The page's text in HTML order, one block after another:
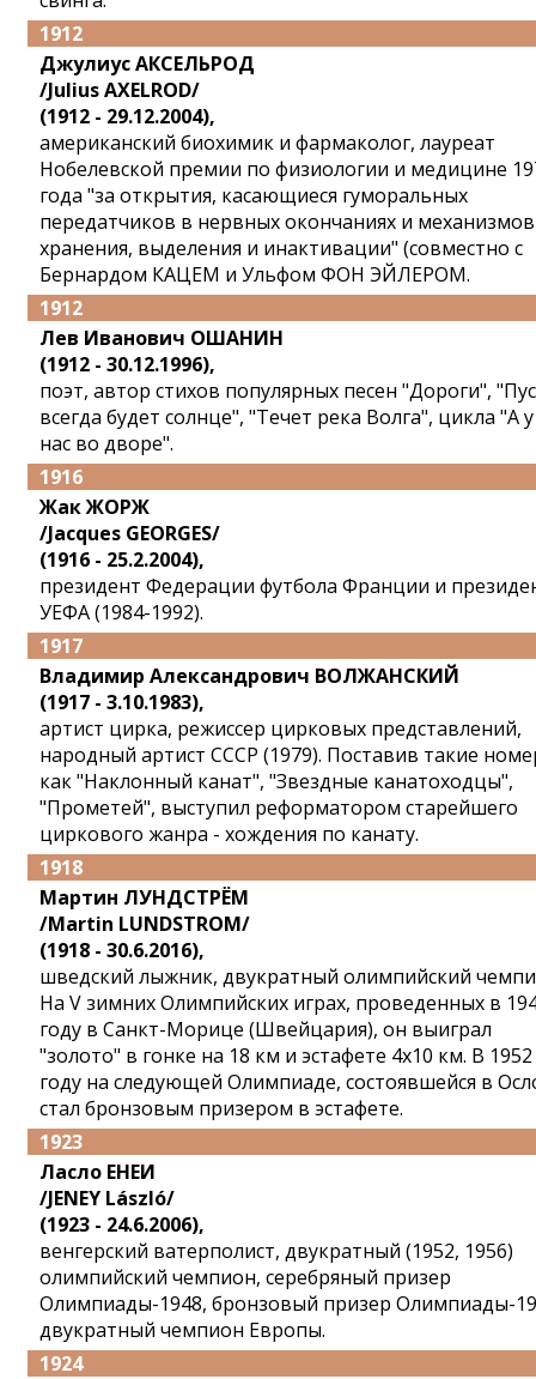
1912
Джулиус АКСЕЛЬРОД
/Julius AXELROD/
(1912 - 29.12.2004),
американский биохимик и фармаколог, лауреат
Нобелевской премии по физиологии и медицине
года "за открытия, касающиеся гуморальных
передатчиков в нервных окончаниях и
хранения, выделения и инактивации" (совместно с
Бернардом КАЦЕМ и Ульфом ФОН ЭЙЛЕРОМ.
1912
Лев Иванович ОШАНИН
(1912 - 30.12.1996),
поэт, автор стихов популярных песен "Дороги",
всегда будет солнце", "Течет река Волга", цикла "А у
нас во дворе".
1916
Жак ЖОРЖ
/Jacques GEORGES/
(1916 - 25.2.2004),
президент Федерации футбола Франции и
УЕФА (1984-1992).
1917
Владимир Александрович ВОЛЖАНСКИЙ
(1917 - 3.10.1983),
артист цирка, режиссер цирковых представлений,
народный артист СССР (1979). Поставив такие
как "Наклонный канат", "Звездные канатоходцы",
"Прометей", выступил реформатором старейшего
циркового жанра - хождения по канату.
1918
Мартин ЛУНДСТРЁМ
/Martin LUNDSTROM/
(1918 - 30.6.2016),
шведский лыжник, двукратный олимпийский
На V зимних Олимпийских играх, проведенных в
году в Санкт-Морице (Швейцария), он выиграл
"золото" в гонке на 18 км и эстафете 4x10 км. В 1952
году на следующей Олимпиаде, состоявшейся в
стал бронзовым призером в эстафете.
1923
Ласло ЕНЕИ
/JENEY László/
(1923 - 24.6.2006),
венгерский ватерполист, двукратный (1952, 1956)
олимпийский чемпион, серебряный призер
Олимпиады-1948, бронзовый призер Олимпиады-
двукратный чемпион Европы.
1924